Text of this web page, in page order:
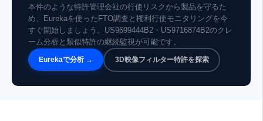
本件のような特許管理会社の行使リスクから製品を守るた
め、Eurekaを使ったFTO調査と権利行使モニタリングを今
すぐ開始しましょう。US9699444B2・US9716874B2のクレ
ーム分析と類似特許の継続監視が可能です。
Eurekaで分析 → 3D映像フィルター特許を探索